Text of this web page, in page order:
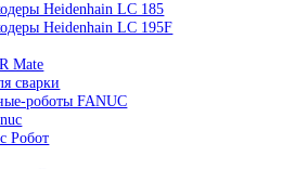
Fanuc
Fanuc
Fanuc
Mitsubishi